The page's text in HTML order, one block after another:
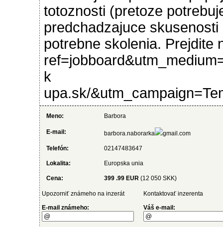
totoznosti (pretoze
predchadzajuce
potrebne skolenia. Prejdite
k
upa.sk/
Meno: Barbora
E-mail: barbora.naborarka gmail.com
Telefón: 02147483647
Lokalita: Europska unia
Cena: 399 .99 EUR (12 050 SKK)
Upozorniť známeho na inzerát
E-mail známeho:
Kontaktovať inzerenta
Váš e-mail: